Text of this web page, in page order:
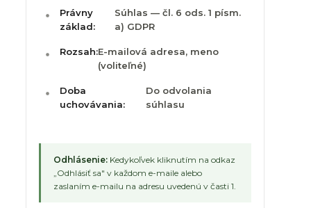
Právny
základ:
Súhlas — čl. 6 ods. 1 písm.
a) GDPR
Rozsah:E-mailová adresa, meno
(voliteľné)
Doba
uchovávania:
Do odvolania
súhlasu
Odhlásenie:Kedykoľvek kliknutím na odkaz
„Odhlásiť sa" v každom e-maile alebo
zaslaním e-mailu na adresu uvedenú v časti 1.